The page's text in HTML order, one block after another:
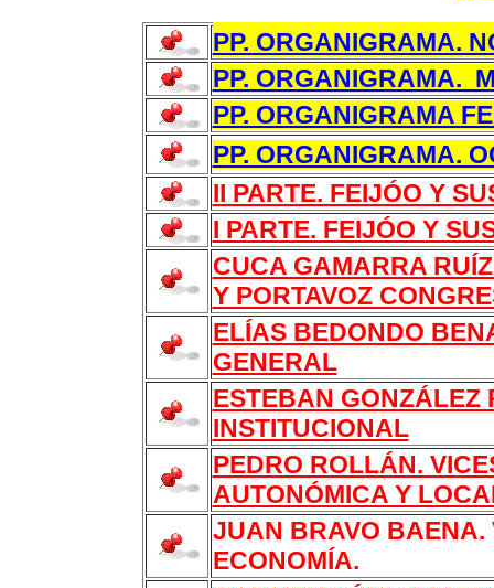
PP. ORGANIGRAMA.
PP. ORGANIGRAMA.
PP. ORGANIGRAMA
PP. ORGANIGRAMA.
II PARTE. FEIJÓO Y
I PARTE. FEIJÓO Y
CUCA GAMARRA
Y PORTAVOZ
ELÍAS BEDONDO
GENERAL
ESTEBAN GONZÁLEZ
INSTITUCIONAL
PEDRO ROLLÁN.
AUTONÓMICA Y
JUAN BRAVO BAENA.
ECONOMÍA.